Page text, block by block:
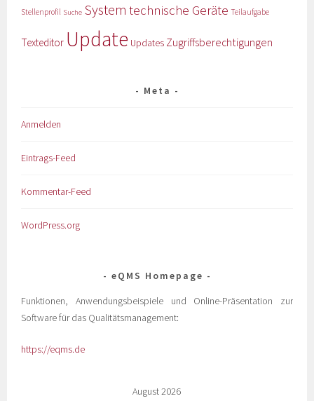
Stellenprofil Suche System technische Geräte Teilaufgabe
Texteditor Update Updates Zugriffsberechtigungen
Meta
Anmelden
Eintrags-Feed
Kommentar-Feed
WordPress.org
eQMS Homepage
Funktionen, Anwendungsbeispiele und Online-Präsentation zur
Software für das Qualitätsmanagement:
https://eqms.de
August 2026